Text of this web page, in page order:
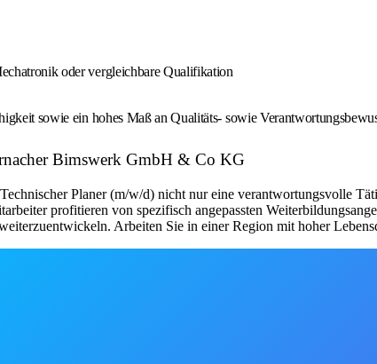
oder vergleichbare Qualifikation
sowie ein hohes Maß an Qualitäts- sowie
Bimswerk GmbH & Co KG
Planer (m/w/d) nicht nur eine verantwortungsvolle
profitieren von spezifisch angepassten
Arbeiten Sie in einer Region mit hoher